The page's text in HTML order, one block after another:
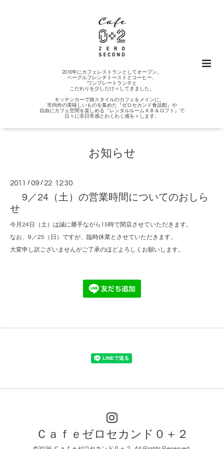
2010年にカフェレストランとしてオープン。
ベーグルフレンチトーストとコーヒー、
ワンプレートランチと
こだわりを少しだけ＋してきました。
キッチンカーで旅スタイルのカフェをメインに、
市内外の美味しいものを集めた『ゼロセカンド食品館』や
自由にカフェ空間を楽しめる『レンタルルームＡＢ＆ロフト』で
日々に非日常感とわくわく感を＋します。
お知らせ
2011 /09 / 22 12:30
9／24（土）の営業時間についてのおしら
せ
今月24日（土）は誠に勝手ながら15時で閉店させていただきます。
なお、9／25（日）ですが、臨時休業とさせていただきます。
大変申し訳ございませんがご了承のほどよろしくお願いします。
Ｃａｆｅゼロセカンド０＋２